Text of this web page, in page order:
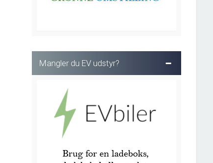
Mangler du EV udstyr?